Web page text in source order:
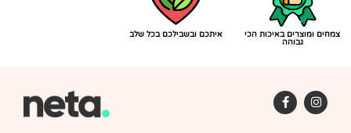
צמחים ומוצרים באיכות הכי
גבוהה
איתכם ובשבילכם בכל שלב
I
n
s
F
a
c